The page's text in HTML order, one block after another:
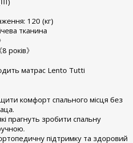
120 (кг)
тканина
років》
матрас Lento Tutti
комфорт спального місця без
прагнуть зробити спальну
підтримку та здоровий